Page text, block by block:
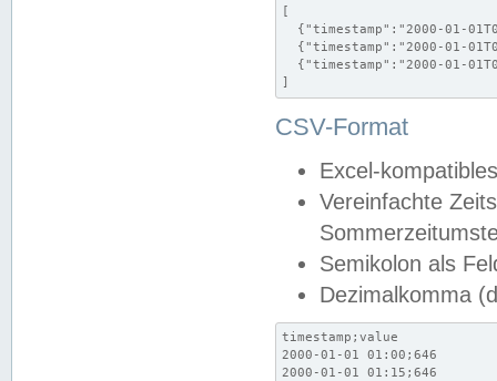
[
{"timestamp":"2000-01-
{"timestamp":"2000-01-
{"timestamp":"2000-01-
]
CSV-Format
Excel-
Vereinfachte
Semikolon als
Dezimalkomma
timestamp;value
2000-01-01 01:00;646
2000-01-01 01:15;646